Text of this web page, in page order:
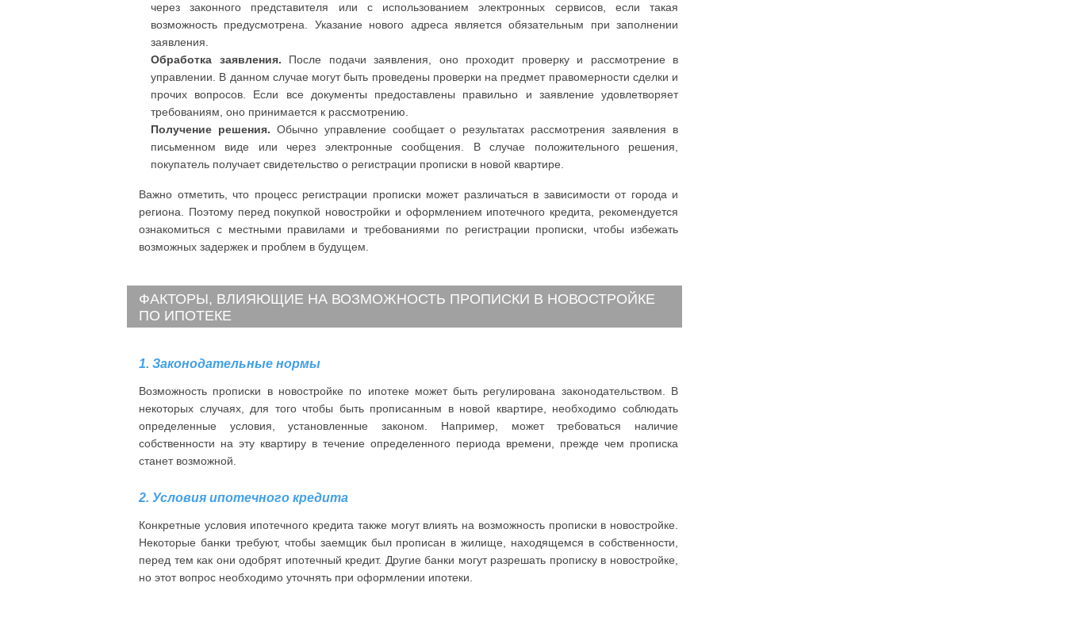
через законного представителя или с использованием электронных сервисов, если такая
возможность предусмотрена. Указание нового адреса является обязательным при заполнении
заявления.
Обработка заявления. После подачи заявления, оно проходит проверку и рассмотрение в
управлении. В данном случае могут быть проведены проверки на предмет правомерности сделки и
прочих вопросов. Если все документы предоставлены правильно и заявление удовлетворяет
требованиям, оно принимается к рассмотрению.
Получение решения. Обычно управление сообщает о результатах рассмотрения заявления в
письменном виде или через электронные сообщения. В случае положительного решения,
покупатель получает свидетельство о регистрации прописки в новой квартире.
Важно отметить, что процесс регистрации прописки может различаться в зависимости от города и
региона. Поэтому перед покупкой новостройки и оформлением ипотечного кредита, рекомендуется
ознакомиться с местными правилами и требованиями по регистрации прописки, чтобы избежать
возможных задержек и проблем в будущем.
ФАКТОРЫ, ВЛИЯЮЩИЕ НА ВОЗМОЖНОСТЬ ПРОПИСКИ В НОВОСТРОЙКЕ
ПО ИПОТЕКЕ
1. Законодательные нормы
Возможность прописки в новостройке по ипотеке может быть регулирована законодательством. В
некоторых случаях, для того чтобы быть прописанным в новой квартире, необходимо соблюдать
определенные условия, установленные законом. Например, может требоваться наличие
собственности на эту квартиру в течение определенного периода времени, прежде чем прописка
станет возможной.
2. Условия ипотечного кредита
Конкретные условия ипотечного кредита также могут влиять на возможность прописки в новостройке.
Некоторые банки требуют, чтобы заемщик был прописан в жилище, находящемся в собственности,
перед тем как они одобрят ипотечный кредит. Другие банки могут разрешать прописку в новостройке,
но этот вопрос необходимо уточнять при оформлении ипотеки.